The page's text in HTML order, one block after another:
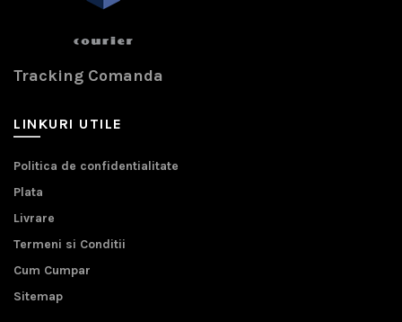
Tracking Comanda
LINKURI UTILE
Politica de confidentialitate
Plata
Livrare
Termeni si Conditii
Cum Cumpar
Sitemap